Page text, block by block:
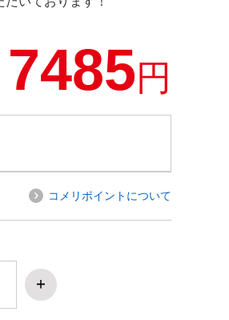
7485円
コメリポイントについて